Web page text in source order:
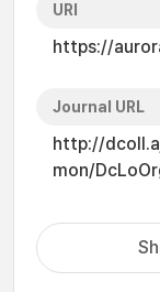
URI
https://
Journal URL
http://
mon/